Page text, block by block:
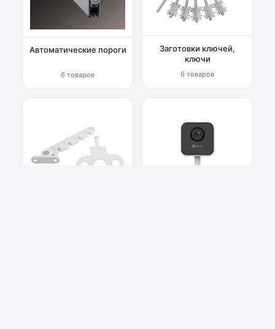
Автоматические пороги
6 товаров
Заготовки ключей,
ключи
6 товаров